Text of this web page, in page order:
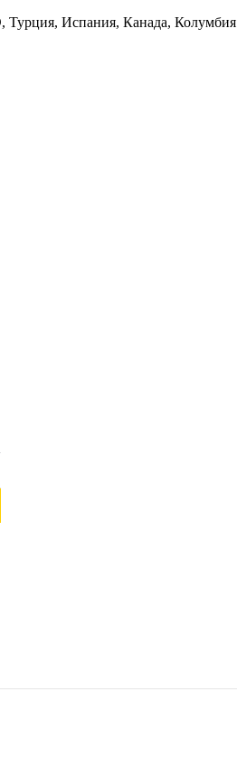
Турция, Испания, Канада, Колумбия